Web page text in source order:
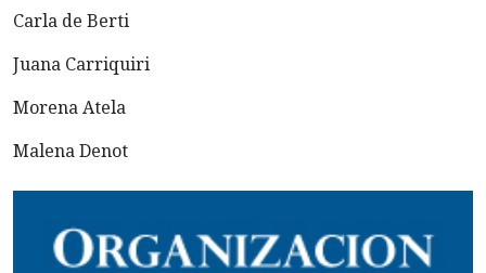
Carla de Berti
Juana Carriquiri
Morena Atela
Malena Denot